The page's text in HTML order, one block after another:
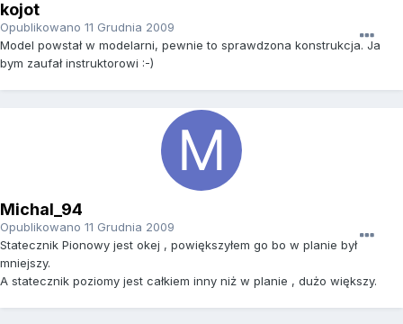
kojot
Opublikowano 11 Grudnia 2009
Model powstał w modelarni, pewnie to sprawdzona konstrukcja. Ja
bym zaufał instruktorowi :-)
Michal_94
Opublikowano 11 Grudnia 2009
Statecznik Pionowy jest okej , powiększyłem go bo w planie był
mniejszy.
A statecznik poziomy jest całkiem inny niż w planie , dużo większy.